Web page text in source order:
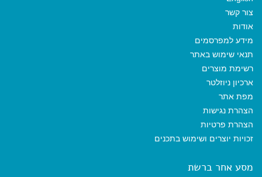
צור קשר
אודות
מידע למפרסמים
תנאי שימוש באתר
רשימת מוצרים
ארכיון ניוזלטר
מפת אתר
הצהרת נגישות
הצהרת פרטיות
זכויות יוצרים ושימוש בתכנים
מסע אחר ברשת